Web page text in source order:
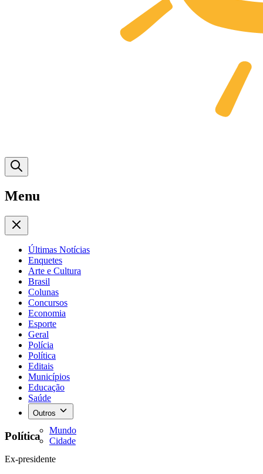
Menu
Últimas Notícias
Enquetes
Arte e Cultura
Brasil
Colunas
Concursos
Economia
Esporte
Geral
Polícia
Política
Editais
Municípios
Educação
Saúde
Outros
Mundo
Cidade
Política
Ex-presidente